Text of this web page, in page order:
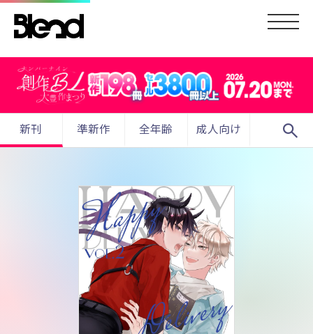
新刊 準新作 全年齢 成人向け search